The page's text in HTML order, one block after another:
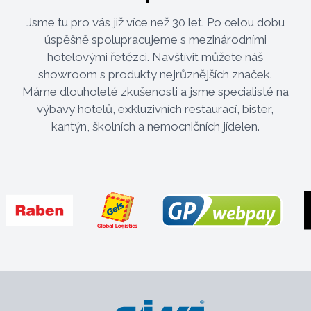
Jsme tu pro vás již více než 30 let. Po celou dobu
úspěšně spolupracujeme s mezinárodními
hotelovými řetězci. Navštívit můžete náš
showroom s produkty nejrůznějších značek.
Máme dlouholeté zkušenosti a jsme specialisté na
výbavy hotelů, exkluzivních restaurací, bister,
kantýn, školních a nemocničních jídelen.